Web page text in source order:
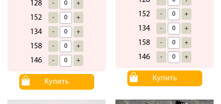
128 - +
152 - +
134 - +
158 - +
146 - +
Купить
152 - +
134 - +
158 - +
146 - +
Купить